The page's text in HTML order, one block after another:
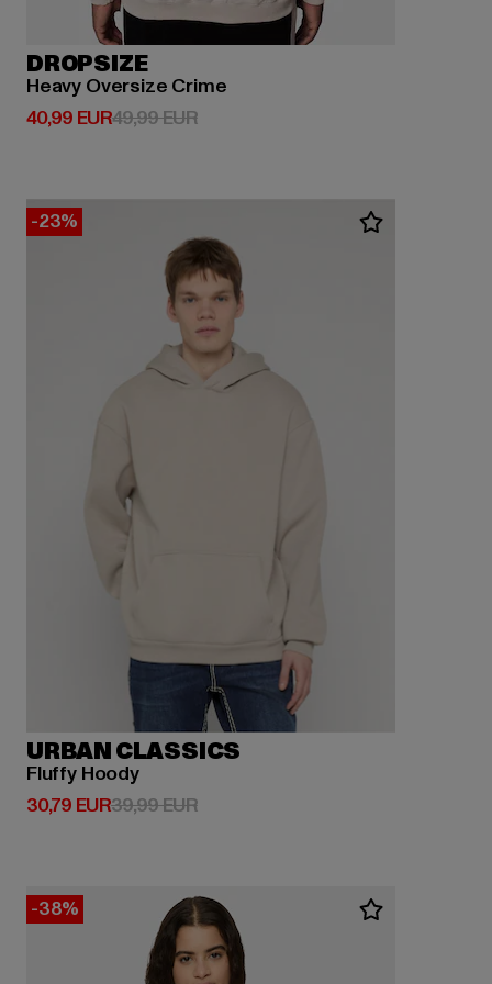
DROPSIZE
Heavy Oversize Crime
40,99 EUR
Derzeitiger Preis: 40,99 EUR
49,99 EURAktionspreis: 49,99 EUR
-23%
URBAN CLASSICS
Fluffy Hoody
30,79 EUR
Derzeitiger Preis: 30,79 EUR
39,99 EURAktionspreis: 39,99 EUR
-38%